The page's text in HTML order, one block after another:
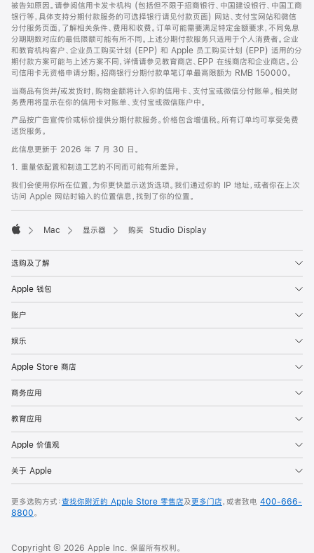
被告知原因。请参阅信用卡发卡机构 (包括但不限于招商银行、中国建设银行、中国工商
银行等，具体支持分期付款服务的可选择银行请见付款页面) 网站、支付宝网站和微信
分付服务页面，了解相关条件、费用和收费。订单可能需要满足特定金额要求，不同免息
分期期数对应的最低限额可能有所不同。上述分期付款服务只适用于个人消费者。企业
和教育机构客户、企业员工购买计划 (EPP) 和 Apple 员工购买计划 (EPP) 适用的分
期付款方案可能与上述方案不同，详情请参见教育商店、EPP 在线商店和企业商店。公
司信用卡无资格申请分期。招商银行分期付款单笔订单最高限额为 RMB 150000。
当商品有货并/或发货时，购物金额将计入你的信用卡、支付宝或微信分付账单。相关财
务费用将显示在你的信用卡对账单、支付宝或微信账户中。
产品按广告宣传价或标价提供分期付款服务。价格包含增值税。所有订单均可享受免费
送货服务。
此信息更新于 2026 年 7 月 30 日。
1. 重量依配置和制造工艺的不同而可能有所差异。
我们会使用你所在位置，为你更快显示送货选项。我们通过你的 IP 地址，或者你在上次
访问 Apple 网站时输入的位置信息，找到了你的位置。
Mac 显示器 购买 Studio Display
选购及了解
Apple 钱包
账户
娱乐
Apple Store 商店
商务应用
教育应用
Apple 价值观
关于 Apple
更多选购方式：查找你附近的 Apple Store 零售店及更多门店，或者致电 400-666-
8800。
Copyright © 2026 Apple Inc. 保留所有权利。